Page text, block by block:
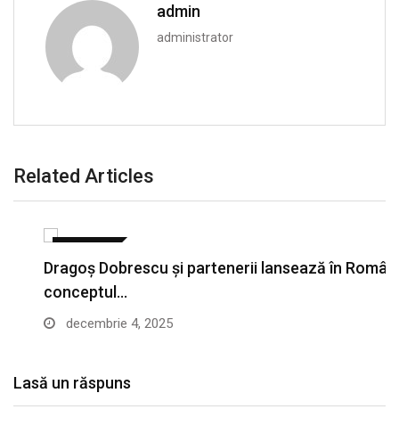
admin
administrator
Related Articles
Dragoş Dobrescu şi partenerii lansează în România
conceptul…
decembrie 4, 2025
Lasă un răspuns